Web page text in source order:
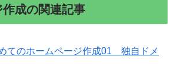
成の関連記事
てのホームページ作成01 独自ドメ